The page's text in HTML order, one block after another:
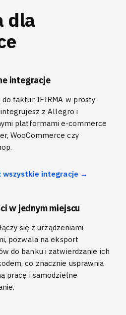
dla
integracje
do faktur IFIRMA w prosty
z Allegro i
platformami e‑commerce
WooCommerce czy
wszystkie integracje →
w jednym miejscu
się z urządzeniami
pozwala na eksport
do banku i zatwierdzanie ich
co znacznie usprawnia
pracę i samodzielne